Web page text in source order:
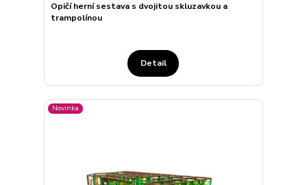
Opičí herní sestava s dvojitou skluzavkou a
trampolínou
Detail
Novinka